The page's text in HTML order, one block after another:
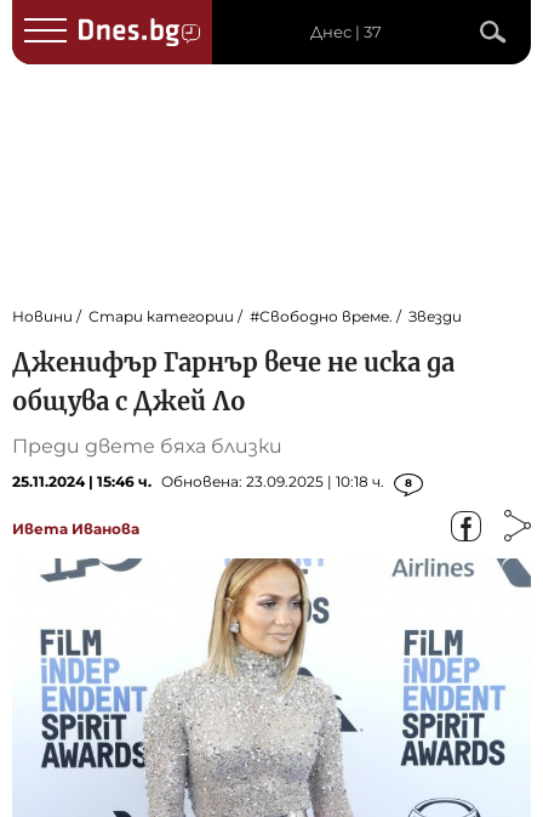
Днес | 37
Новини Стари категории #Свободно време. Звезди
Дженифър Гарнър вече не иска да
общува с Джей Ло
Преди двете бяха близки
25.11.2024 | 15:46 ч. Обновена: 23.09.2025 | 10:18 ч. 8
Ивета Иванова